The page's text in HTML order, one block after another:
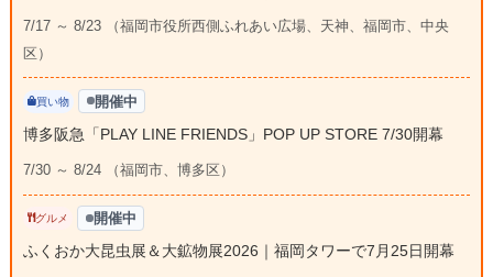
7/17 ～ 8/23 （福岡市役所西側ふれあい広場、天神、福岡市、中央
区）
買い物 開催中
博多阪急「PLAY LINE FRIENDS」POP UP STORE 7/30開幕
7/30 ～ 8/24 （福岡市、博多区）
グルメ 開催中
ふくおか大昆虫展＆大鉱物展2026｜福岡タワーで7月25日開幕